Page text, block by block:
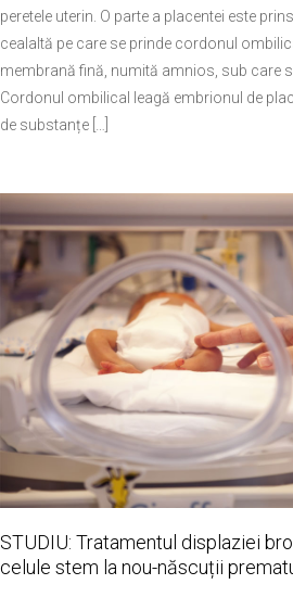
peretele uterin. O parte a placentei este
cealaltă pe care se prinde cordonul
membrană fină, numită amnios, sub care
Cordonul ombilical leagă embrionul de
de substanțe […]
STUDIU: Tratamentul displaziei
celule stem la nou-născuții